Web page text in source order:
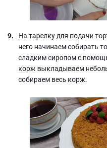
На тарелку для подачи
него начинаем собирать
сладким сиропом с
корж выкладываем
собираем весь корж.